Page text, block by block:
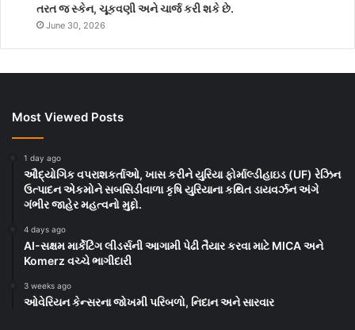
તરત જ સ્કેન, ચૂકવણી અને ચાર્જ કરી શકે છે.
June 30, 2026
Most Viewed Posts
1 day ago
ઔદ્યોગિક વપરાશકર્તાઓ, ખાસ કરીને યુરિયા ફોર્માલ્ડીહાઇડ (UF) રેઝિન
ઉત્પાદન એકમોને સબસિડીવાળા કૃષિ યુરિયાના કથિત ડાયવર્ઝન અંગે
ગંભીર જાહેર મહત્વનો મુદ્દો.
4 days ago
AI-સક્ષમ માર્કેટિંગ લીડર્સની આગામી પેઢી તૈયાર કરવા માટે MICA અને
Komerz વચ્ચે ભાગીદારી
3 weeks ago
ઓવેરિયન કેન્સરના જોખમી પરિબળો, નિદાન અને સારવાર